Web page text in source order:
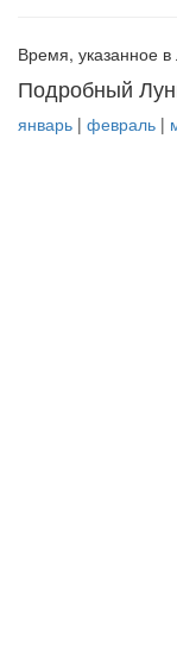
Время, указанное
Подробный
январь | февраль |